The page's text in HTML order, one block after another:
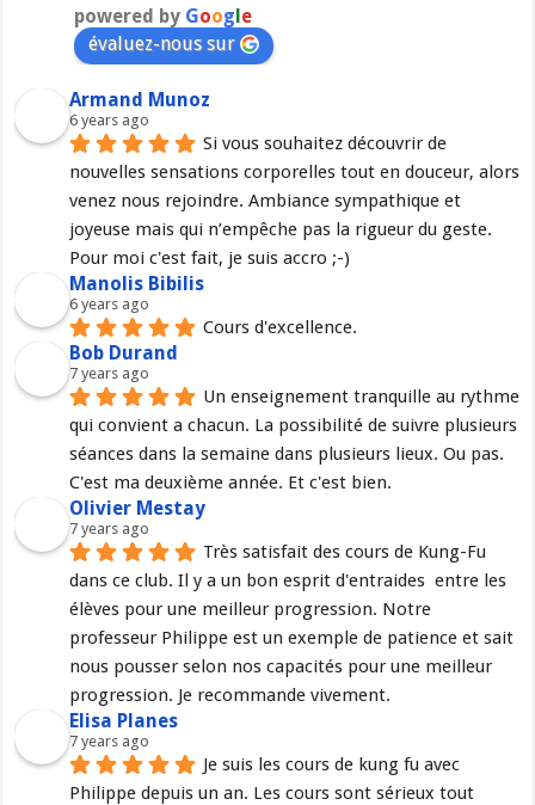
powered by Google
évaluez-nous sur
Armand Munoz
6 years ago
Si vous souhaitez découvrir de
nouvelles sensations corporelles tout en douceur, alors
venez nous rejoindre. Ambiance sympathique et
joyeuse mais qui n’empêche pas la rigueur du geste.
Pour moi c'est fait, je suis accro ;-)
Manolis Bibilis
6 years ago
Cours d'excellence.
Bob Durand
7 years ago
Un enseignement tranquille au rythme
qui convient a chacun. La possibilité de suivre plusieurs
séances dans la semaine dans plusieurs lieux. Ou pas.
C'est ma deuxième année. Et c'est bien.
Olivier Mestay
7 years ago
Très satisfait des cours de Kung-Fu
dans ce club. Il y a un bon esprit d'entraides  entre les
élèves pour une meilleur progression. Notre
professeur Philippe est un exemple de patience et sait
nous pousser selon nos capacités pour une meilleur
progression. Je recommande vivement.
Elisa Planes
7 years ago
Je suis les cours de kung fu avec
Philippe depuis un an. Les cours sont sérieux tout